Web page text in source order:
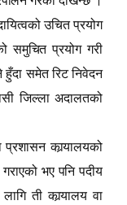
उचित प्रयोग
समुचित प्रयोग गरी
हुँदा समेत रिट निवेदन
जिल्ला अदालतको
कार्‍यालयको
भए पनि पदीय
ती कार्‍यालय वा